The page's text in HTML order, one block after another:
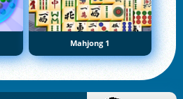
Mahjong 1